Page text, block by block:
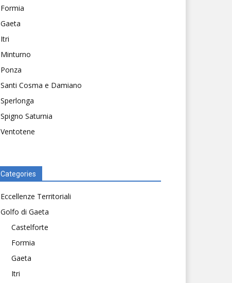
Formia
Gaeta
Itri
Minturno
Ponza
Santi Cosma e Damiano
Sperlonga
Spigno Saturnia
Ventotene
Categories
Eccellenze Territoriali
Golfo di Gaeta
Castelforte
Formia
Gaeta
Itri